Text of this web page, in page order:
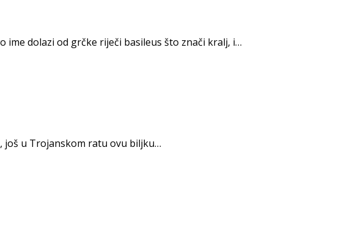
ime dolazi od grčke riječi basileus što znači kralj, i…
još u Trojanskom ratu ovu biljku…